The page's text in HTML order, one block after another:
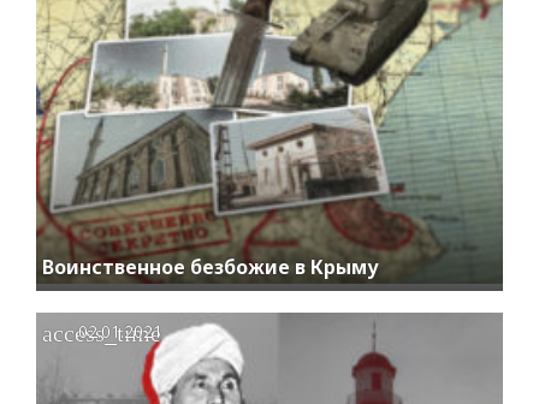
Воинственное безбожие в Крыму
access_time
02.01.2021